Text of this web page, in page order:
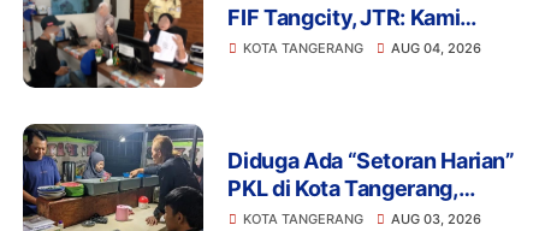
FIF Tangcity, JTR: Kami
Tidak Akan Tinggal Diam!
KOTA TANGERANG AUG 04, 2026
Diduga Ada “Setoran Harian”
PKL di Kota Tangerang,
Aliran Dana Bayangan di
KOTA TANGERANG AUG 03, 2026